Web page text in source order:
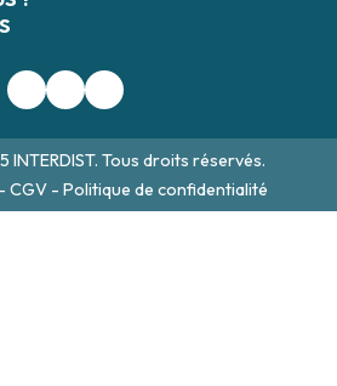
Tous droits réservés.
- CGV - Politique de confidentialité